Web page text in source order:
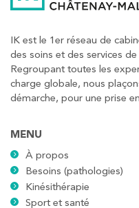
IK est le 1er réseau de
des soins et des services
Regroupant toutes les
charge globale, nous
démarche, pour une prise
MENU
À propos
Besoins (pathologies)
Kinésithérapie
Sport et santé